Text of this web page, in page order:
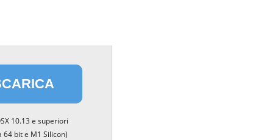
10.13 e superiori
64 bit e M1 Silicon)